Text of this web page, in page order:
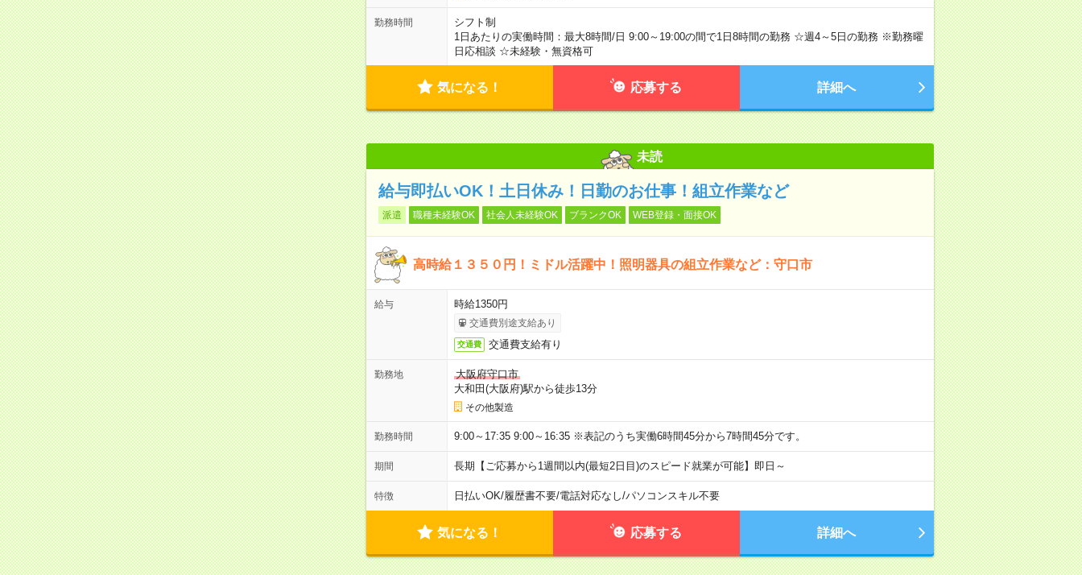
勤務時間
シフト制
1日あたりの実働時間：最大8時間/日 9:00～19:00の間で1日8時間の勤務 ☆週4～5日の勤務 ※勤務曜
日応相談 ☆未経験・無資格可
気になる！ 応募する 詳細へ
未読
給与即払いOK！土日休み！日勤のお仕事！組立作業など
派遣 職種未経験OK 社会人未経験OK ブランクOK WEB登録・面接OK
高時給１３５０円！ミドル活躍中！照明器具の組立作業など：守口市
給与 時給1350円
交通費別途支給あり
交通費 交通費支給有り
勤務地
大阪府守口市
大和田(大阪府)駅から徒歩13分
その他製造
勤務時間 9:00～17:35 9:00～16:35 ※表記のうち実働6時間45分から7時間45分です。
期間 長期【ご応募から1週間以内(最短2日目)のスピード就業が可能】即日～
特徴 日払いOK/履歴書不要/電話対応なし/パソコンスキル不要
気になる！ 応募する 詳細へ